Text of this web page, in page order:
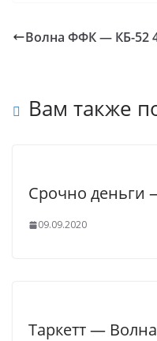
Волна ФФК — КБ-52
Вам также
Срочно деньги
09.09.2020
Таркетт —